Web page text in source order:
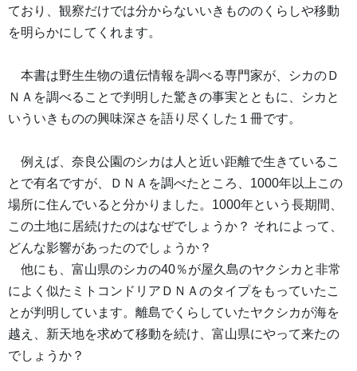
ており、観察だけでは分からないいきもののくらしや移動
を明らかにしてくれます。
本書は野生生物の遺伝情報を調べる専門家が、シカのＤ
ＮＡを調べることで判明した驚きの事実とともに、シカと
いういきものの興味深さを語り尽くした１冊です。
例えば、奈良公園のシカは人と近い距離で生きているこ
とで有名ですが、ＤＮＡを調べたところ、1000年以上この
場所に住んでいると分かりました。1000年という長期間、
この土地に居続けたのはなぜでしょうか？ それによって、
どんな影響があったのでしょうか？
他にも、富山県のシカの40％が屋久島のヤクシカと非常
によく似たミトコンドリアＤＮＡのタイプをもっていたこ
とが判明しています。離島でくらしていたヤクシカが海を
越え、新天地を求めて移動を続け、富山県にやって来たの
でしょうか？